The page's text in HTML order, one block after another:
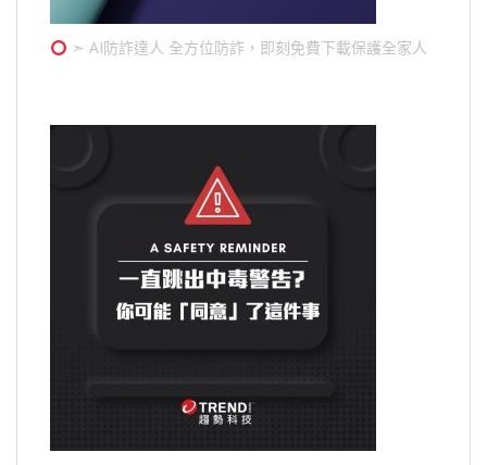
➣ AI防詐達人 全方位防詐，即刻免費下載保護全家人